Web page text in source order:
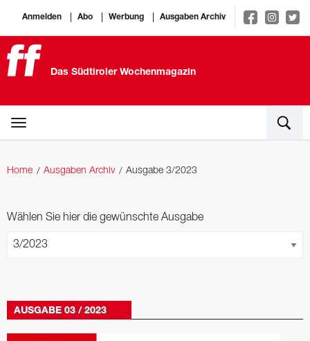
Anmelden Abo Werbung Ausgaben Archiv
Das Südtiroler Wochenmagazin
Home Ausgaben Archiv Ausgabe 3/2023
Wählen Sie hier die gewünschte Ausgabe
AUSGABE 03 / 2023